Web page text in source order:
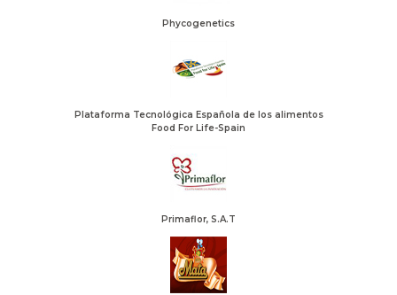
Phycogenetics
Plataforma Tecnológica Española de los alimentos
Food For Life-Spain
Primaflor, S.A.T